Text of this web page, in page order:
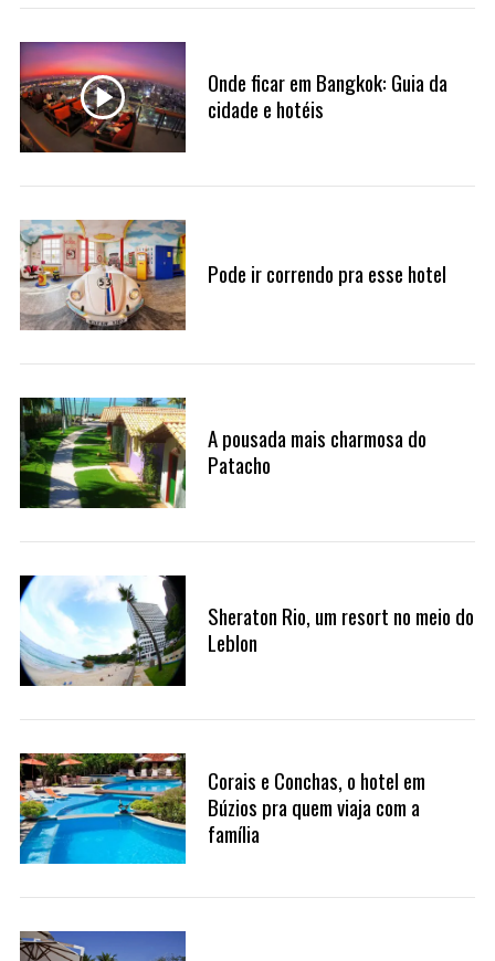
Onde ficar em Bangkok: Guia da
cidade e hotéis
Pode ir correndo pra esse hotel
A pousada mais charmosa do
Patacho
Sheraton Rio, um resort no meio do
Leblon
Corais e Conchas, o hotel em
Búzios pra quem viaja com a
família
c
h
f
o
r